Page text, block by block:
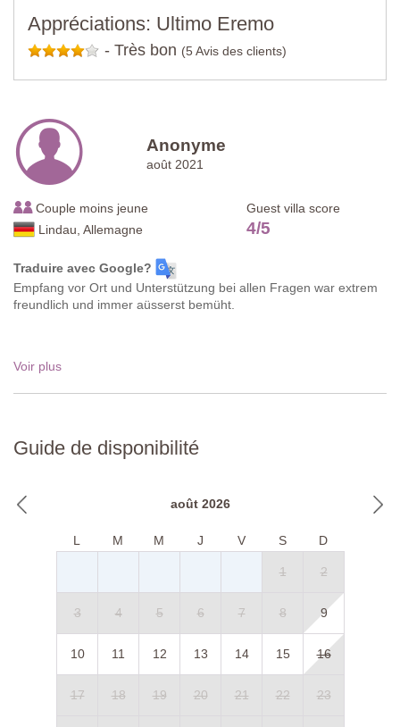
Appréciations: Ultimo Eremo
- Très bon (5 Avis des clients)
Anonyme
août 2021
Couple moins jeune
Lindau, Allemagne
Guest villa score
4/5
Traduire avec Google?
Empfang vor Ort und Unterstützung bei allen Fragen war extrem
freundlich und immer aüsserst bemüht.
Voir plus
Guide de disponibilité
août 2026
L M M J V S D
1 2
3 4 5 6 7 8 9
10 11 12 13 14 15 16
17 18 19 20 21 22 23